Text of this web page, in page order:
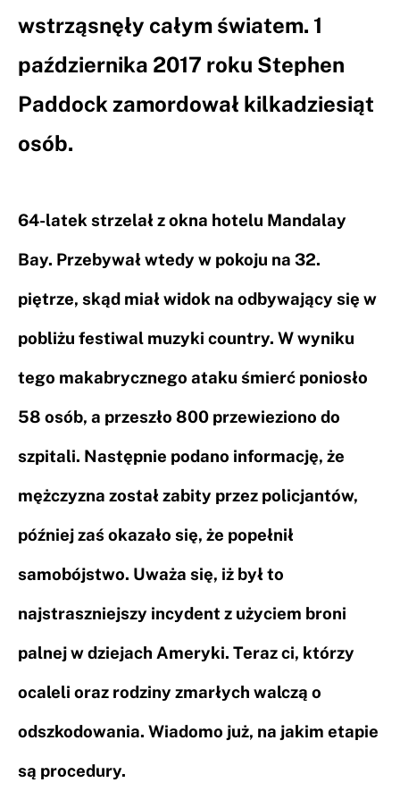
wstrząsnęły całym światem. 1
października 2017 roku Stephen
Paddock zamordował kilkadziesiąt
osób.
64-latek strzelał z okna hotelu Mandalay
Bay. Przebywał wtedy w pokoju na 32.
piętrze, skąd miał widok na odbywający się w
pobliżu festiwal muzyki country. W wyniku
tego makabrycznego ataku śmierć poniosło
58 osób, a przeszło 800 przewieziono do
szpitali. Następnie podano informację, że
mężczyzna został zabity przez policjantów,
później zaś okazało się, że popełnił
samobójstwo. Uważa się, iż był to
najstraszniejszy incydent z użyciem broni
palnej w dziejach Ameryki. Teraz ci, którzy
ocaleli oraz rodziny zmarłych walczą o
odszkodowania. Wiadomo już, na jakim etapie
są procedury.